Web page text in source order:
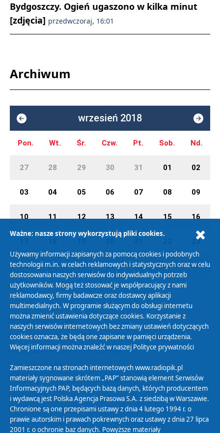
Bydgoszczy. Ogień ugaszono w kilka minut
[zdjęcia] przedwczoraj, 16:01
Archiwum
wrzesień 2018
Pon. Wt. Śr. Czw. Pt. Sob. Nd.
27 28 29 30 31 01 02
03 04 05 06 07 08 09
10 11 12 13 14 15 16
23
24 25 26 27 28 29 30
Polityka Prywatności
Zasady korzystania z Serwisu
Organizacje Pożytku Publicznego
Cyfryzacja DAB+
Polityka ochrony danych osobowych
Abonament
Zamówienia publiczne
Ważne: nasze strony wykorzystują pliki cookies.
Używamy informacji zapisanych za pomocą cookies i podobnych
technologii m.in. w celach reklamowych i statystycznych oraz w celu
dostosowania naszych serwisów do indywidualnych potrzeb
użytkowników. Mogą też stosować je współpracujący z nami
reklamodawcy, firmy badawcze oraz dostawcy aplikacji
multimedialnych. W programie służącym do obsługi internetu
można zmienić ustawienia dotyczące cookies. Korzystanie z
naszych serwisów internetowych bez zmiany ustawień dotyczących
cookies oznacza, że będą one zapisane w pamięci urządzenia.
Więcej informacji można znaleźć w naszej Polityce prywatności
Zamieszczone na stronach internetowych www.radiopik.pl
materiały sygnowane skrótem „PAP” stanowią element Serwisów
Informacyjnych PAP, będących bazą danych, których producentem
i wydawcą jest Polska Agencja Prasowa S.A. z siedzibą w Warszawie.
Chronione są one przepisami ustawy z dnia 4 lutego 1994 r. o
prawie autorskim i prawach pokrewnych oraz ustawy z dnia 27 lipca
2001 r. o ochronie baz danych. Powyższe materiały